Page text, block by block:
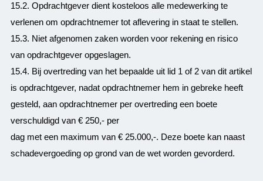
15.2. Opdrachtgever dient kosteloos alle medewerking te
verlenen om opdrachtnemer tot aflevering in staat te stellen.
15.3. Niet afgenomen zaken worden voor rekening en risico
van opdrachtgever opgeslagen.
15.4. Bij overtreding van het bepaalde uit lid 1 of 2 van dit artikel
is opdrachtgever, nadat opdrachtnemer hem in gebreke heeft
gesteld, aan opdrachtnemer per overtreding een boete
verschuldigd van € 250,- per
dag met een maximum van € 25.000,-. Deze boete kan naast
schadevergoeding op grond van de wet worden gevorderd.